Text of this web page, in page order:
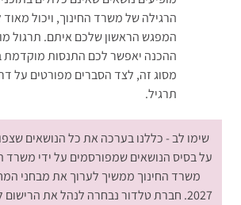
הרגילה של משרד החינוך, ויכול מאוד
המפגש הראשון שלכם איתם. תרגול
ההכנה יאפשר לכם התנסות
מסוג זה, לצד הסברים מפורטים על
תרגיל.
שימו לב - כללנו בערכה את כל הנושאים
על בסיס הנושאים שמפורסמים על ידי משרד
משרד החינוך ממשיך לערוך את מבחני
2027. חברת טלדור נבחרה לנהל את